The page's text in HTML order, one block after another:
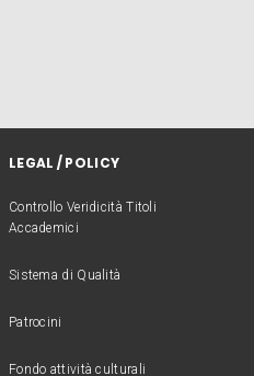
LEGAL / POLICY
Controllo Veridicità Titoli
Accademici
Sistema di Qualità
Patrocini
Fondo attività culturali